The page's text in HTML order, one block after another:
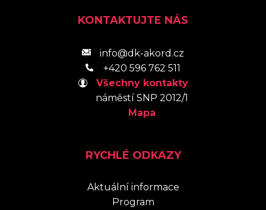
KONTAKTUJTE NÁS
info@dk-akord.cz
+420 596 762 511
Všechny kontakty
náměstí SNP 2012/1
Mapa
RYCHLÉ ODKAZY
Aktuální informace
Program